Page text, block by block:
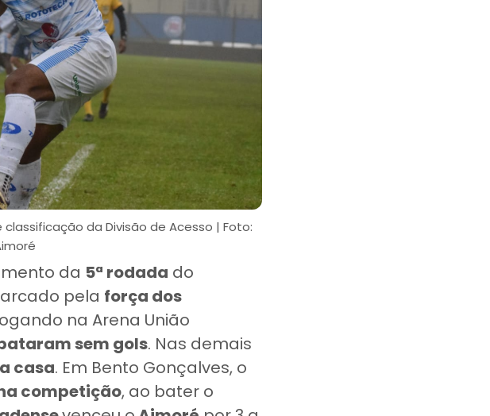
da Divisão de Acesso | Foto:
da 5ª rodada do
pela força dos
na Arena União
sem gols. Nas demais
casa. Em Bento Gonçalves, o
competição, ao bater o